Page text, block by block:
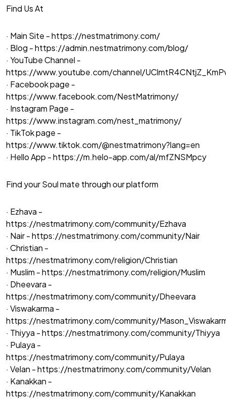
Find Us At
· Main Site -https://nestmatrimony.com/
· Blog -https://admin.nestmatrimony.com/blog/
· YouTube Channel -
https://www.youtube.com/channel/
· Facebook page -
https://www.facebook.com/NestMatrimony/
· Instagram Page -
https://www.instagram.com/nest_matrimony/
· TikTok page -
https://www.tiktok.com/@nestmatrimony?lang=en
· Hello App -https://m.helo-app.com/al/mfZNSMpcy
Find your Soul mate through our platform
· Ezhava -
https://nestmatrimony.com/community/Ezhava
· Nair -https://nestmatrimony.com/community/Nair
· Christian -
https://nestmatrimony.com/religion/Christian
· Muslim -https://nestmatrimony.com/religion/Muslim
· Dheevara -
https://nestmatrimony.com/community/Dheevara
· Viswakarma -
https://nestmatrimony.com/community/
· Thiyya -https://nestmatrimony.com/community/Thiyya
· Pulaya -
https://nestmatrimony.com/community/Pulaya
· Velan -https://nestmatrimony.com/community/Velan
· Kanakkan -
https://nestmatrimony.com/community/Kanakkan